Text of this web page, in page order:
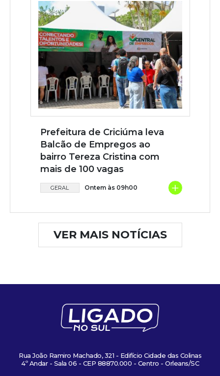
Prefeitura de Criciúma leva
Balcão de Empregos ao
bairro Tereza Cristina com
mais de 100 vagas
GERAL Ontem às 09h00 +
VER MAIS NOTÍCIAS
Rua João Ramiro Machado, 321 - Edifício Cidade das Colinas
4º Andar - Sala 06 - CEP 88870.000 - Centro - Orleans/SC